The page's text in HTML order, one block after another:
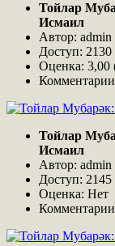
Тойлар
Исмаил
Автор: admin
Доступ: 2130
Оценка: 3,00
Тойлар
Исмаил
Автор: admin
Доступ: 2145
Оценка: Нет